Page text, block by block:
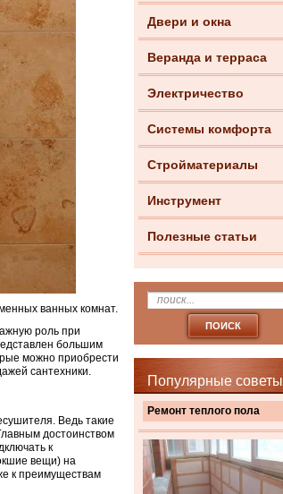
Двери и окна
Веранда и терраса
Электричество
Системы комфорта
Стройматериалы
Инструмент
Полезные статьи
Популярные советы
Ремонт теплого пола
ванных комнат.
роль при
большим
можно приобрести
сантехники.
Ведь такие
достоинством
к
вещи) на
к преимуществам